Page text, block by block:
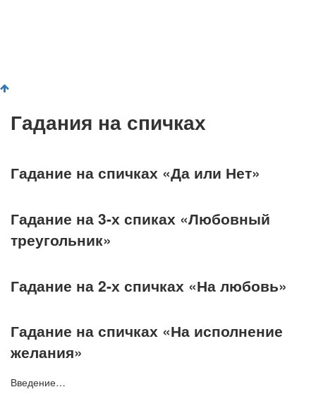
Гадания на спичках
Гадание на спичках «Да или Нет»
Гадание на 3-х спиках «Любовный
треугольник»
Гадание на 2-х спичках «На любовь»
Гадание на спичках «На исполнение
желания»
Введение…